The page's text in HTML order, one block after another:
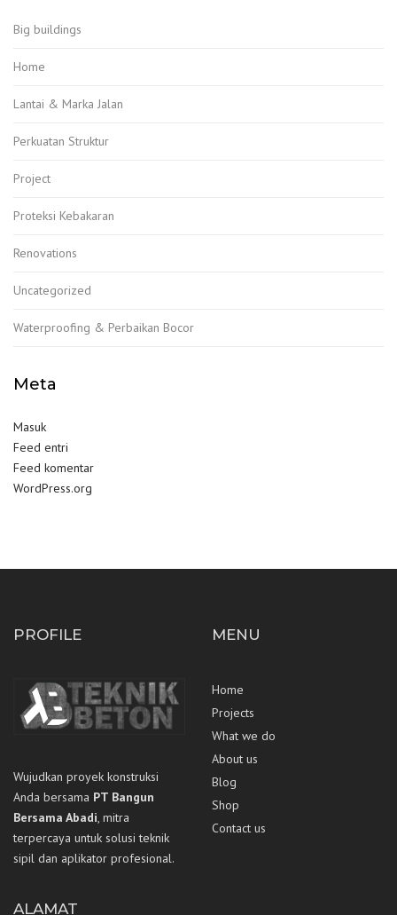
Big buildings
Home
Lantai & Marka Jalan
Perkuatan Struktur
Project
Proteksi Kebakaran
Renovations
Uncategorized
Waterproofing & Perbaikan Bocor
Meta
Masuk
Feed entri
Feed komentar
WordPress.org
PROFILE
Wujudkan proyek konstruksi
Anda bersama PT Bangun
Bersama Abadi, mitra
terpercaya untuk solusi teknik
sipil dan aplikator profesional.
MENU
Home
Projects
What we do
About us
Blog
Shop
Contact us
ALAMAT